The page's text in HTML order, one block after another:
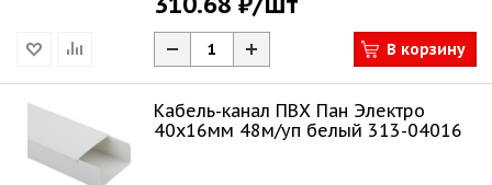
В корзину
Кабель-канал ПВХ Пан Электро
40х16мм 48м/уп белый 313-04016